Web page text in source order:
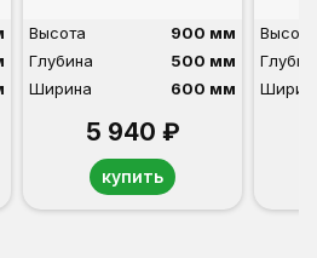
Высота
900 мм
Глубина
500 мм
Ширина
600 мм
5 940 ₽
купить
Высота